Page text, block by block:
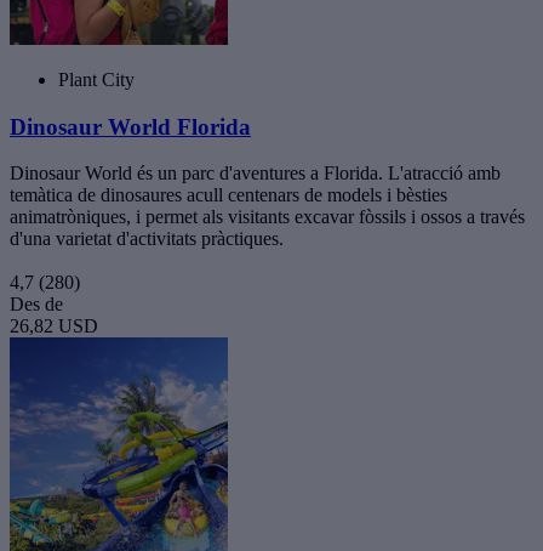
Plant City
Dinosaur World Florida
Dinosaur World és un parc d'aventures a Florida. L'atracció amb
temàtica de dinosaures acull centenars de models i bèsties
animatròniques, i permet als visitants excavar fòssils i ossos a través
d'una varietat d'activitats pràctiques.
4,7 (280)
Des de
26,82 USD